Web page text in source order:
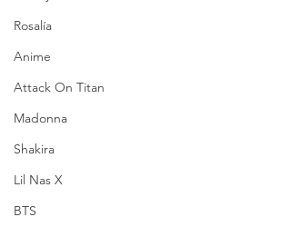
Rosalía
Anime
Attack On Titan
Madonna
Shakira
Lil Nas X
BTS